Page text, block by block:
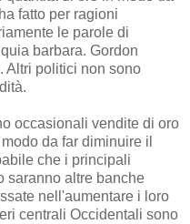
fatto per ragioni
le parole di
barbara. Gordon
Altri politici non sono
occasionali vendite di oro
da far diminuire il
che i principali
saranno altre banche
nell'aumentare i loro
centrali Occidentali sono